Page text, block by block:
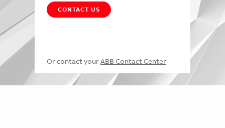
CONTACT US
Or contact your ABB Contact Center